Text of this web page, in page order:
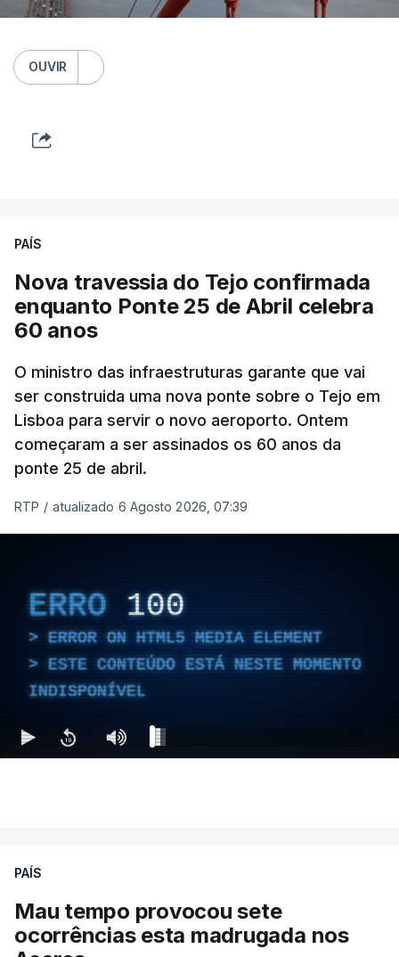
OUVIR
PAÍS
Nova travessia do Tejo confirmada
enquanto Ponte 25 de Abril celebra
60 anos
O ministro das infraestruturas garante que vai
ser construida uma nova ponte sobre o Tejo em
Lisboa para servir o novo aeroporto. Ontem
começaram a ser assinados os 60 anos da
ponte 25 de abril.
RTP / atualizado 6 Agosto 2026, 07:39
ERRO 100
ERROR ON HTML5 MEDIA ELEMENT
ESTE CONTEÚDO ESTÁ NESTE MOMENTO
INDISPONÍVEL
PAÍS
Mau tempo provocou sete
ocorrências esta madrugada nos